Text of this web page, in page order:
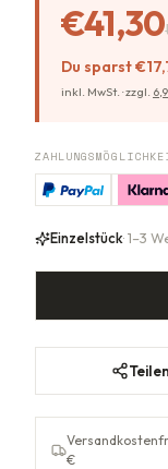
€41,30
Du sparst
inkl. MwSt. ·zzgl.
Einzelstück· 1–3
Teilen
€